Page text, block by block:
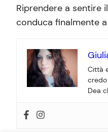
Riprendere a sentire
conduca finalmente
Città
Dea